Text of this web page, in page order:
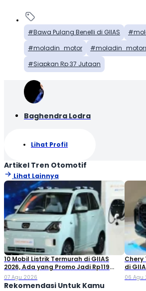
Bawa Pulang Benelli di GIIAS
moladin_motor
Siapkan Rp 37 Jutaan
Baghendra Lodra
Lihat Profil
Artikel Tren Otomotif
Lihat Lainnya
10 Mobil Listrik Termurah di GIIAS
2026, Ada yang Promo Jadi Rp119
Jutaan!
07 Agu 2026
Chery
di
06 Agu
Rekomendasi Untuk Kamu